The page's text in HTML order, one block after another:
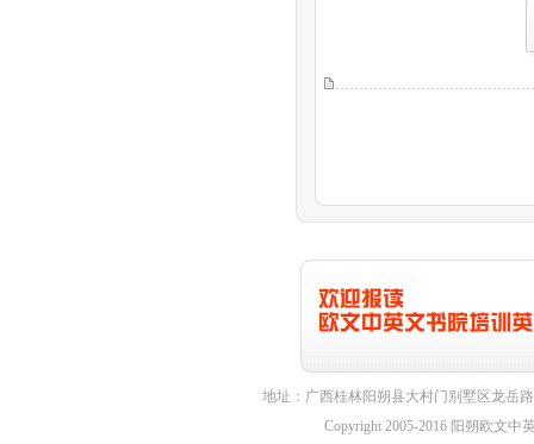
地址：广西桂林阳朔县大村门别墅区龙岳
Copyright 2005-2016 阳朔欧文